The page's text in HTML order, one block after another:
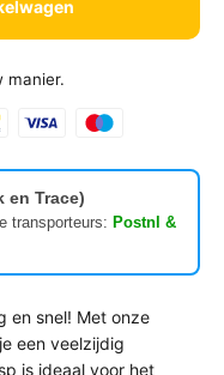
manier.
en Trace)
transporteurs: Postnl &
en snel! Met onze
een veelzijdig
is ideaal voor het